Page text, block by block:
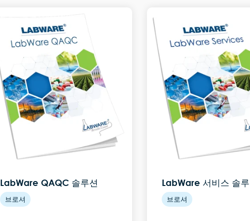
LabWare QAQC 솔루션
브로셔
LabWare 서비스 솔
브로셔